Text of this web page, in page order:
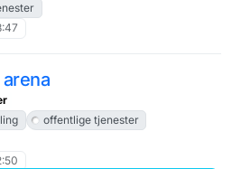
offentlige tjenester